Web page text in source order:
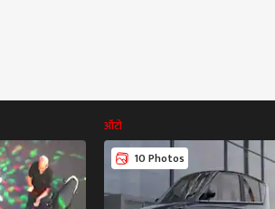
ऑटो
10 Photos